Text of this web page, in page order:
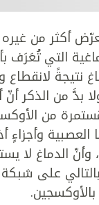
أكثر من
التي تُعَرَف
نتيجةً
بدَّ من الذكر أنّ
من
العصبية
وأنّ الدماغ لا
على